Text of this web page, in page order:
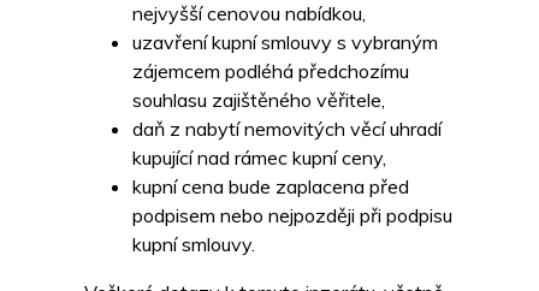
nejvyšší cenovou nabídkou,
uzavření kupní smlouvy s vybraným
zájemcem podléhá předchozímu
souhlasu zajištěného věřitele,
daň z nabytí nemovitých věcí uhradí
kupující nad rámec kupní ceny,
kupní cena bude zaplacena před
podpisem nebo nejpozději při podpisu
kupní smlouvy.